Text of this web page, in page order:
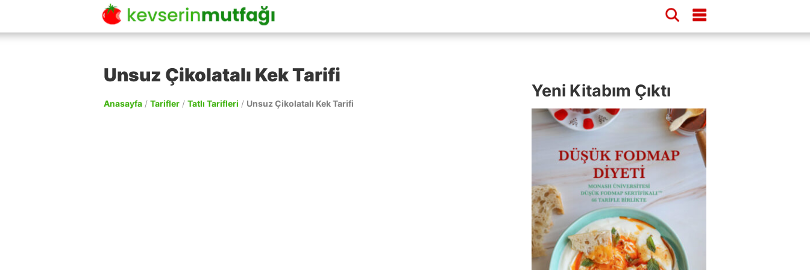
Unsuz Çikolatalı Kek Tarifi
Anasayfa / Tarifler / Tatlı Tarifleri / Unsuz Çikolatalı Kek Tarifi
Yeni Kitabım Çıktı